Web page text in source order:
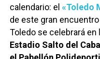
calendario: el «Toledo
de este gran
Toledo se celebrará
Estadio Salto del